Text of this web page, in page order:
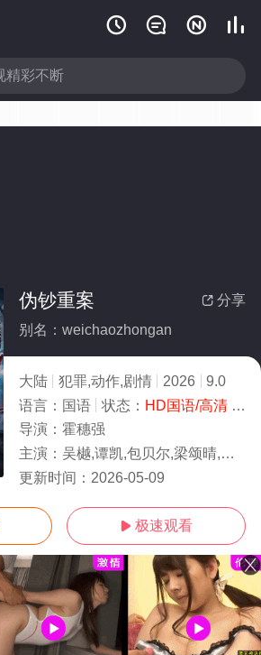
   
 分享
伪钞重案
别名：weichaozhongan
大陆 犯罪,动作,剧情 2026
9.0
语言： 国语 状态： HD国语/高清- 免费在线观看
导演： 霍穗强
主演： 吴樾,谭凯,包贝尔,梁颂晴,雷牧,好奇,沐岚,王蕴凡,郭桐溪,修睿,王李丹鈮
更新时间： 2026-05-09
 极速观看